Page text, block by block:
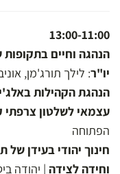
13:00-11:00
הנהגה וחיים בתקופות
יו"ר: לילך תורג'מן,
הנהגת הקהילות
עצמאי לשלטון צרפתי
הפתוחה
חינוך יהודי בעידן
וחידה לצידה | יהודה